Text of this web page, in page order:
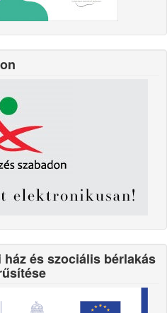
és szociális bérlakás